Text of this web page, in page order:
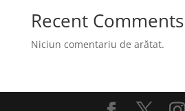
Recent Comments
Niciun comentariu de arătat.